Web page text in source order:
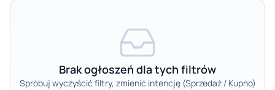
Brak ogłoszeń dla tych filtrów
Spróbuj wyczyścić filtry, zmienić intencję (Sprzedaż / Kupno)